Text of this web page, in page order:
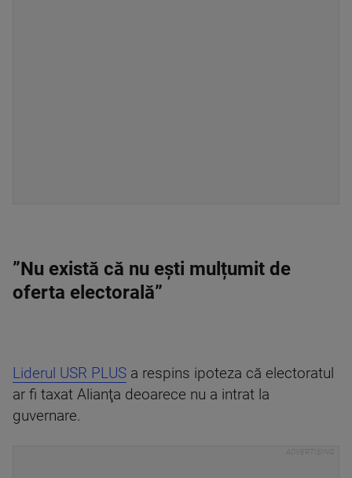
”Nu există că nu ești mulțumit de
oferta electorală”
Liderul USR PLUS a respins ipoteza că electoratul
ar fi taxat Alianţa deoarece nu a intrat la
guvernare.